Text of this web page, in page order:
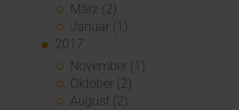
März (2)
Januar (1)
2017
November (1)
Oktober (2)
August (2)